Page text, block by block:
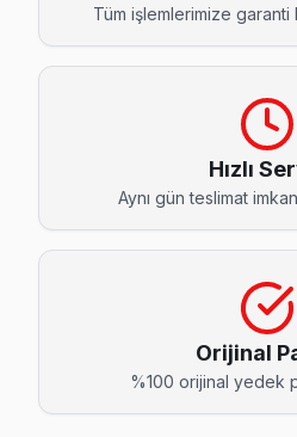
Cevizli'de Hi-Level TV ses
Cevizli Hi-Level Açılmıyor
Cumhuriyet Hi-Level
Hi-Level marka TV'niz
Cumhuriyet Hi-Level
Çavuşoğlu Hi-Level
Kartal genelinde
Kartal Hi-Level Servis →
Esentepe Hi-Level
Esentepe'den gelen Hi-
Hi-Level Servis Merkezi →
Tüm işlemlerimize
Hızlı
Aynı gün teslimat
Orijinal
%100 orijinal yedek